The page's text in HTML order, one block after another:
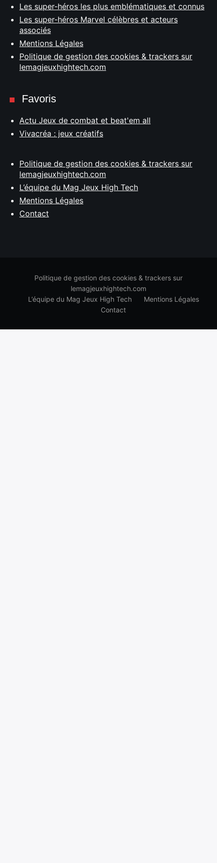
Les super-héros les plus emblématiques et connus
Les super-héros Marvel célèbres et acteurs
associés
Mentions Légales
Politique de gestion des cookies & trackers sur
lemagjeuxhightech.com
Favoris
Actu Jeux de combat et beat'em all
Vivacréa : jeux créatifs
Politique de gestion des cookies & trackers sur
lemagjeuxhightech.com
L’équipe du Mag Jeux High Tech
Mentions Légales
Contact
Politique de gestion des cookies & trackers sur
lemagjeuxhightech.com
L’équipe du Mag Jeux High Tech
Mentions Légales
Contact